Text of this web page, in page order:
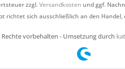
zzgl.Versandkosten und ggf.
richtet sich ausschließlich an den
vorbehalten - Umsetzung durch